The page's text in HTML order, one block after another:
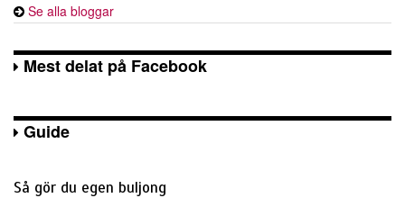
Se alla bloggar
Mest delat på Facebook
Guide
Så gör du egen buljong